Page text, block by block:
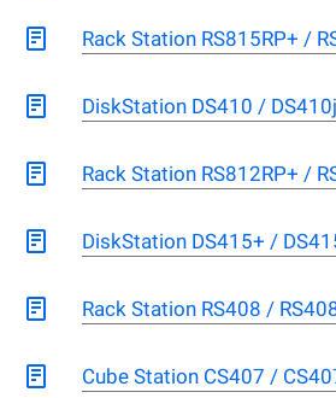
Rack Station RS815RP+ /
DiskStation DS410 / DS410j
Rack Station RS812RP+ /
DiskStation DS415+ /
Rack Station RS408 /
Cube Station CS407 /